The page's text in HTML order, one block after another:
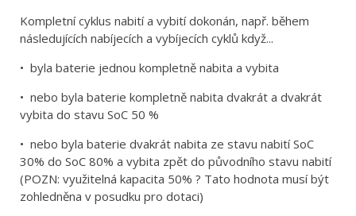
Kompletní cyklus nabití a vybití dokonán, např. během
následujících nabíjecích a vybíjecích cyklů když...
• byla baterie jednou kompletně nabita a vybita
• nebo byla baterie kompletně nabita dvakrát a dvakrát
vybita do stavu SoC 50 %
• nebo byla baterie dvakrát nabita ze stavu nabití SoC
30% do SoC 80% a vybita zpět do původního stavu nabití
(POZN: využitelná kapacita 50% ? Tato hodnota musí být
zohledněna v posudku pro dotaci)